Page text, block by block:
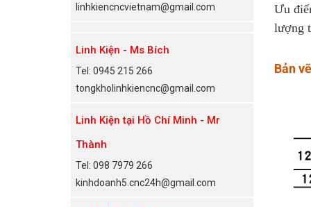
linhkiencncvietnam@gmail.com
Linh Kiện - Ms Bích
Tel: 0945 215 266
tongkholinhkiencnc@gmail.com
Linh Kiện tại Hồ Chí Minh - Mr
Thành
Tel: 098 7979 266
kinhdoanh5.cnc24h@gmail.com
Ưu
lượng
Bản